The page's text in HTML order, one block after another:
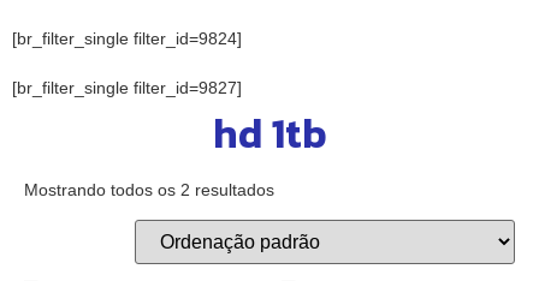
[br_filter_single filter_id=9824]
[br_filter_single filter_id=9827]
hd 1tb
Mostrando todos os 2 resultados